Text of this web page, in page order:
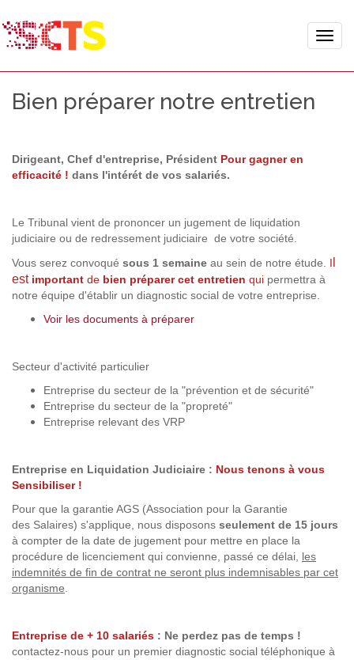
Toggle
Bien préparer notre entretien
Dirigeant, Chef d'entreprise, Président Pour gagner en
efficacité ! dans l'intérét de vos salariés.
Le Tribunal vient de prononcer un jugement de liquidation
judiciaire ou de redressement judiciaire de votre société.
Vous serez convoqué sous 1 semaine au sein de notre étude. I
est important de bien préparercet entretien qui permettra à
notre équipe d'établir un diagnostic social de votre entreprise.
Voir les documents à préparer
Secteur d'activité particulier
Entreprise du secteur de la "prévention et de sécurité"
Entreprise du secteur de la "propreté"
Entreprise relevant des VRP
Entreprise en Liquidation Judiciaire : Nous tenons à vous
Sensibiliser !
Pour que la garantie AGS (Association pour la Garantie
des Salaires) s'applique, nous disposons seulement de 15 jours
à compter de la date de jugement pour mettre en place la
procédure de licenciement qui convienne, passé ce délai, les
indemnités de fin de contrat ne seront plus indemnisables par cet
organisme
Entreprise de + 10 salariés : Ne perdez pas de temps !
contactez-nous pour un premier diagnostic social téléphonique à